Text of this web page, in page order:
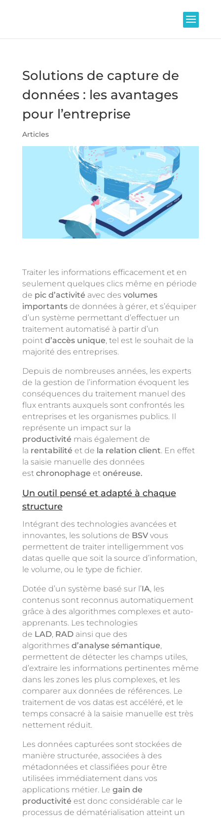
Solutions de capture de
données : les avantages
pour l’entreprise
Articles
Traiter les informations efficacement et en
seulement quelques clics même en période
de pic d’activité avec des volumes
importantsde données à gérer, et s’équiper
d’un système permettant d’effectuer un
traitement automatisé à partir d’un
point d’accès unique, tel est le souhait de la
majorité des entreprises.
Depuis de nombreuses années, les experts
de la gestion de l’information évoquent les
conséquences du traitement manuel des
flux entrants auxquels sont confrontés les
entreprises et les organismes publics. Il
représente un impact sur la
productivité mais également de
la rentabilité et de la relation client. En effet
la saisie manuelle des données
est chronophage et onéreuse.
Un outil pensé et adapté à chaque
structure
Intégrant des technologies avancées et
innovantes, les solutions de BSV vous
permettent de traiter intelligemment vos
datas quelle que soit la source d’information,
le volume, ou le type de fichier.
Dotée d’un système basé sur l’IA, les
contenus sont reconnus automatiquement
grâce à des algorithmes complexes et auto-
apprenants. Les technologies
de LAD, RADainsi que des
algorithmes d’analyse sémantique,
permettent de détecter les champs utiles,
d’extraire les informations pertinentes même
dans les zones les plus complexes, et les
comparer aux données de références. Le
traitement de vos datas est accéléré, et le
temps consacré à la saisie manuelle est très
nettement réduit.
Les données capturées sont stockées de
manière structurée, associées à des
métadonnées et classifiées pour être
utilisées immédiatement dans vos
applications métier. Le gain de
productivité est donc considérable car le
processus de dématérialisation atteint un